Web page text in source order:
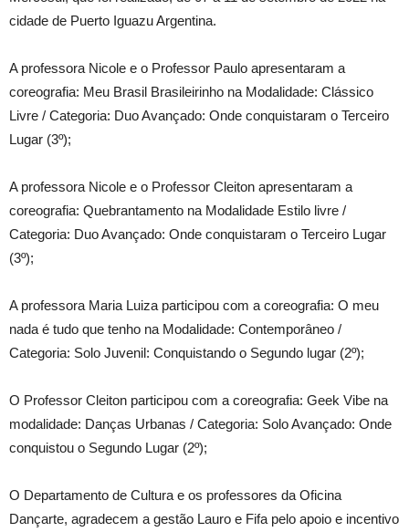
cidade de Puerto Iguazu Argentina.
A professora Nicole e o Professor Paulo apresentaram a
coreografia: Meu Brasil Brasileirinho na Modalidade: Clássico
Livre / Categoria: Duo Avançado: Onde conquistaram o Terceiro
Lugar (3º);
A professora Nicole e o Professor Cleiton apresentaram a
coreografia: Quebrantamento na Modalidade Estilo livre /
Categoria: Duo Avançado: Onde conquistaram o Terceiro Lugar
(3º);
A professora Maria Luiza participou com a coreografia: O meu
nada é tudo que tenho na Modalidade: Contemporâneo /
Categoria: Solo Juvenil: Conquistando o Segundo lugar (2º);
O Professor Cleiton participou com a coreografia: Geek Vibe na
modalidade: Danças Urbanas / Categoria: Solo Avançado: Onde
conquistou o Segundo Lugar (2º);
O Departamento de Cultura e os professores da Oficina
Dançarte, agradecem a gestão Lauro e Fifa pelo apoio e incentivo